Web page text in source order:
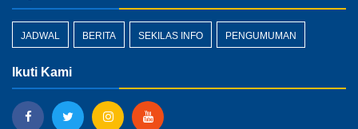
JADWAL BERITA SEKILAS INFO PENGUMUMAN
Ikuti Kami